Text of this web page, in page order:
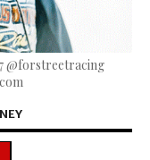
@forstreetracing